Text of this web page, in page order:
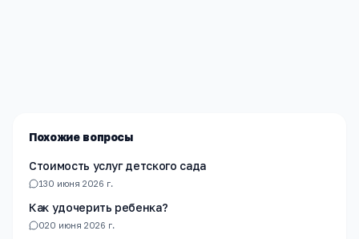
Похожие вопросы
Стоимость услуг детского сада
130 июня 2026 г.
Как удочерить ребенка?
020 июня 2026 г.